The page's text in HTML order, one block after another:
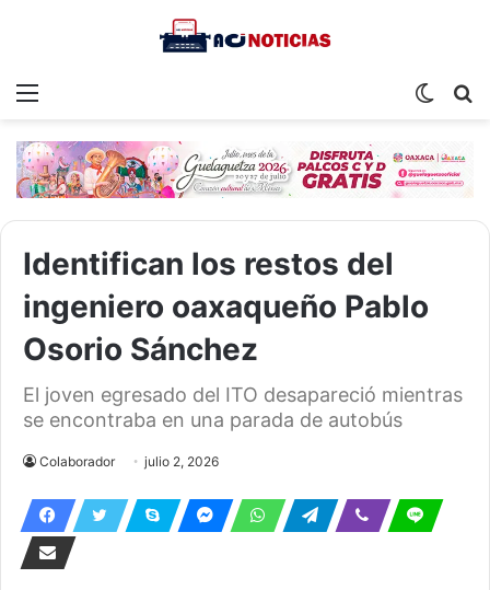
Menu
Switch
Identifican los restos del
ingeniero oaxaqueño Pablo
Osorio Sánchez
El joven egresado del ITO desapareció mientras
se encontraba en una parada de autobús
Colaborador julio 2, 2026